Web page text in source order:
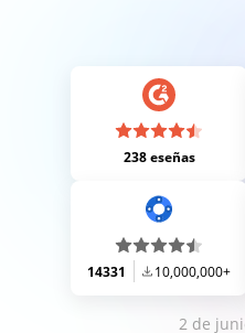
238 eseñas
14331 10,000,000+
2 de